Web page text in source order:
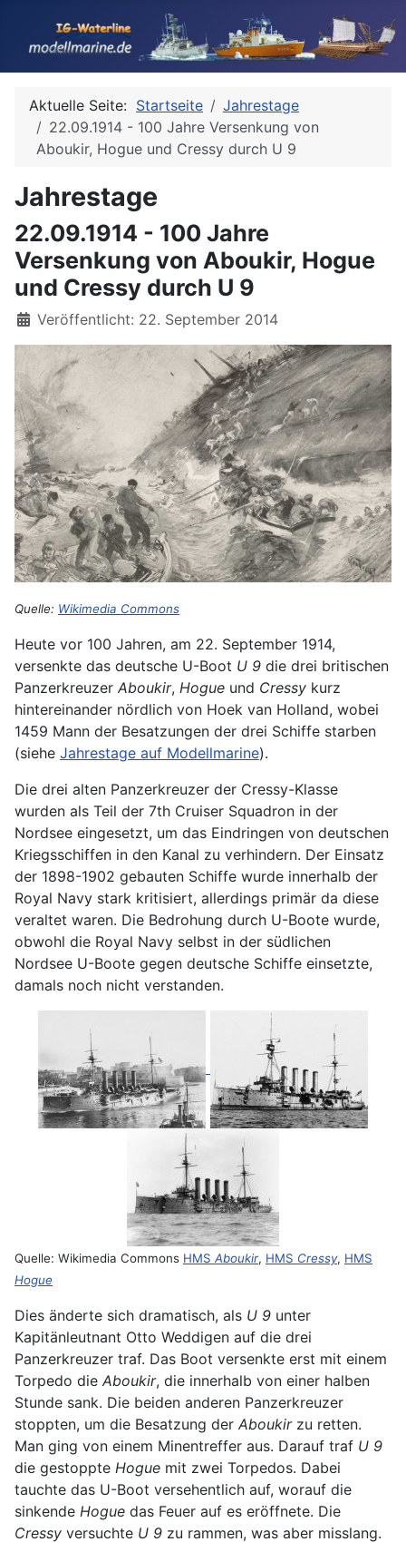
Aktuelle Seite: Startseite
Jahrestage
22.09.1914 - 100 Jahre Versenkung von
Aboukir, Hogue und Cressy durch U 9
Jahrestage
22.09.1914 - 100 Jahre
Versenkung von Aboukir, Hogue
und Cressy durch U 9
Details
Veröffentlicht: 22. September 2014
Quelle: Wikimedia Commons
Heute vor 100 Jahren, am 22. September 1914,
versenkte das deutsche U-Boot U 9 die drei britischen
Panzerkreuzer Aboukir, Hogue und Cressy kurz
hintereinander nördlich von Hoek van Holland, wobei
1459 Mann der Besatzungen der drei Schiffe starben
(siehe Jahrestage auf Modellmarine).
Die drei alten Panzerkreuzer der Cressy-Klasse
wurden als Teil der 7th Cruiser Squadron in der
Nordsee eingesetzt, um das Eindringen von deutschen
Kriegsschiffen in den Kanal zu verhindern. Der Einsatz
der 1898-1902 gebauten Schiffe wurde innerhalb der
Royal Navy stark kritisiert, allerdings primär da diese
veraltet waren. Die Bedrohung durch U-Boote wurde,
obwohl die Royal Navy selbst in der südlichen
Nordsee U-Boote gegen deutsche Schiffe einsetzte,
damals noch nicht verstanden.
Quelle: Wikimedia Commons HMS Aboukir, HMS Cressy, HMS
Hogue
Dies änderte sich dramatisch, als U 9 unter
Kapitänleutnant Otto Weddigen auf die drei
Panzerkreuzer traf. Das Boot versenkte erst mit einem
Torpedo die Aboukir, die innerhalb von einer halben
Stunde sank. Die beiden anderen Panzerkreuzer
stoppten, um die Besatzung der Aboukirzu retten.
Man ging von einem Minentreffer aus. Darauf traf U 9
die gestoppte Hogue mit zwei Torpedos. Dabei
tauchte das U-Boot versehentlich auf, worauf die
sinkende Hogue das Feuer auf es eröffnete. Die
Cressy versuchte U 9 zu rammen, was aber misslang.